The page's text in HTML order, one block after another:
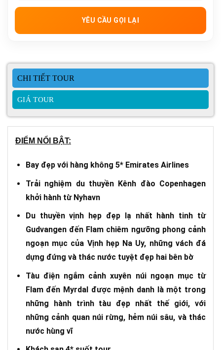
GIÁ TOUR
ĐIỂM NỔI BẬT:
Bay đẹp với hàng không 5* Emirates Airlines
Trải nghiệm du thuyền Kênh đào Copenhagen
khởi hành từ Nyhavn
Du thuyền vịnh hẹp đẹp lạ nhất hành tinh từ
Gudvangen đến Flam chiêm ngưỡng phong cảnh
ngoạn mục của Vịnh hẹp Na Uy, những vách đá
dựng đứng và thác nước tuyệt đẹp hai bên bờ
Tàu điện ngắm cảnh xuyên núi ngoạn mục từ
Flam đến Myrdal được mệnh danh là một trong
những hành trình tàu đẹp nhất thế giới, với
những cảnh quan núi rừng, hẻm núi sâu, và thác
nước hùng vĩ